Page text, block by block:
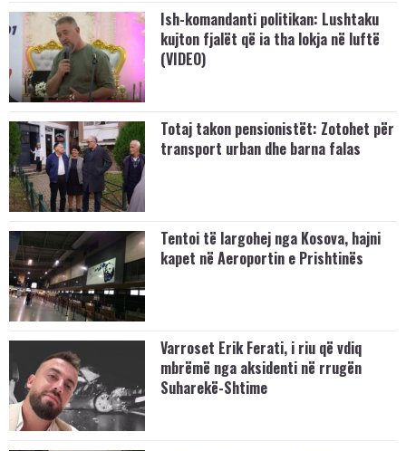
Ish-komandanti politikan: Lushtaku
kujton fjalët që ia tha lokja në luftë
(VIDEO)
Totaj takon pensionistët: Zotohet për
transport urban dhe barna falas
Tentoi të largohej nga Kosova, hajni
kapet në Aeroportin e Prishtinës
Varroset Erik Ferati, i riu që vdiq
mbrëmë nga aksidenti në rrugën
Suharekë-Shtime